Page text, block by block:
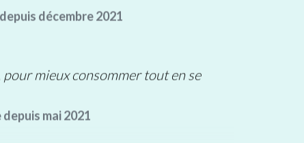
mieux consommer tout en se
mai 2021